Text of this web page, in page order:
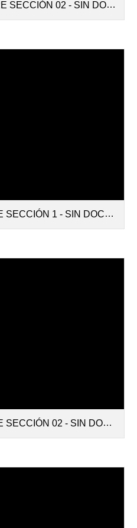
02 - SIN DOCENTES.pdf
1 - SIN DOCENTES.pdf
02 - SIN DOCENTES.pdf